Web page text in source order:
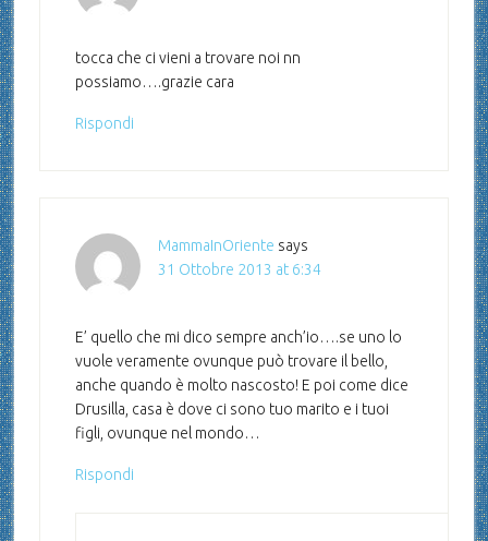
tocca che ci vieni a trovare noi nn
possiamo….grazie cara
Rispondi
MammaInOriente says
31 Ottobre 2013 at 6:34
E’ quello che mi dico sempre anch’io….se uno lo
vuole veramente ovunque può trovare il bello,
anche quando è molto nascosto! E poi come dice
Drusilla, casa è dove ci sono tuo marito e i tuoi
figli, ovunque nel mondo…
Rispondi